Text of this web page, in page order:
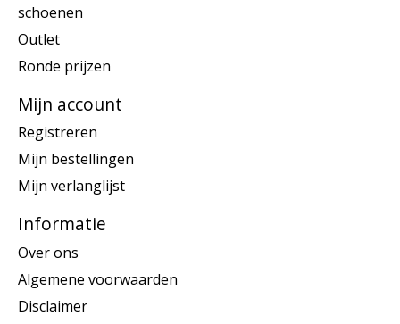
schoenen
Outlet
Ronde prijzen
Mijn account
Registreren
Mijn bestellingen
Mijn verlanglijst
Informatie
Over ons
Algemene voorwaarden
Disclaimer